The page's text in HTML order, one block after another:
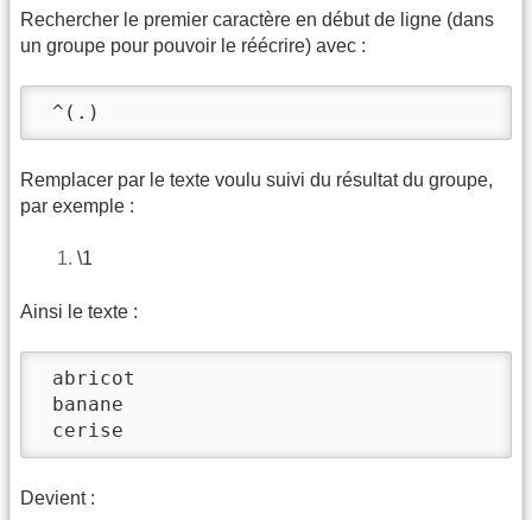
Rechercher le premier caractère en début de ligne (dans
un groupe pour pouvoir le réécrire) avec :
^(.)
Remplacer par le texte voulu suivi du résultat du groupe,
par exemple :
\1
Ainsi le texte :
abricot
banane
cerise
Devient :